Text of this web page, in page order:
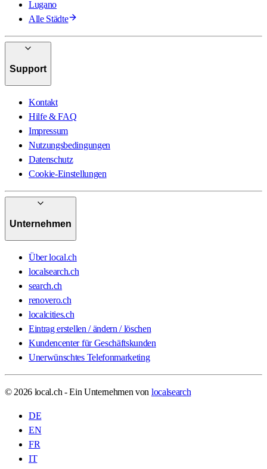
Lugano
Alle Städte
Support
Kontakt
Hilfe & FAQ
Impressum
Nutzungsbedingungen
Datenschutz
Cookie-Einstellungen
Unternehmen
Über local.ch
localsearch.ch
search.ch
renovero.ch
localcities.ch
Eintrag erstellen / ändern / löschen
Kundencenter für Geschäftskunden
Unerwünschtes Telefonmarketing
© 2026 local.ch - Ein Unternehmen von localsearch
DE
EN
FR
IT